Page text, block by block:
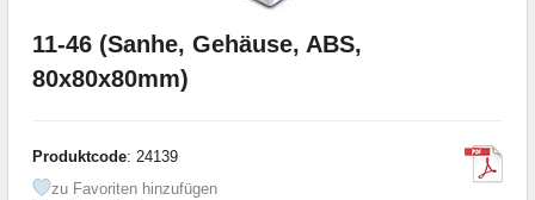
11-46 (Sanhe, Gehäuse, ABS,
80x80x80mm)
Produktcode: 24139
zu Favoriten hinzufügen